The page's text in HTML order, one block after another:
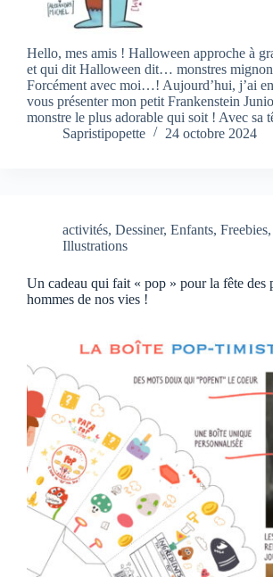
Hello, mes amis ! Halloween approche à
et qui dit Halloween dit… monstres
Forcément avec moi…! Aujourd’hui, j’ai
vous présenter mon petit Frankenstein
monstre le plus adorable qui soit ! Avec sa
Sapristipopette
24 octobre 2024
activités, Dessiner, Enfants, Freebies,
Illustrations
Un cadeau qui fait « pop » pour la fête des
hommes de nos vies !